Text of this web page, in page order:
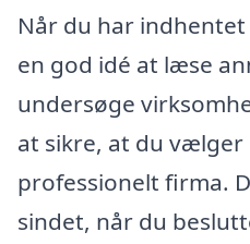
Når du har
en god idé at læse
undersøge
at sikre, at du
professionelt firma.
sindet, når du